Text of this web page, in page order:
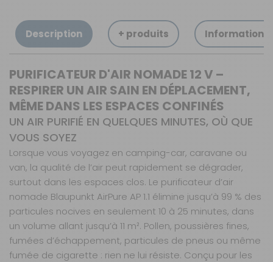
Description + produits Informations
PURIFICATEUR D'AIR NOMADE 12 V –
RESPIRER UN AIR SAIN EN DÉPLACEMENT,
MÊME DANS LES ESPACES CONFINÉS
UN AIR PURIFIÉ EN QUELQUES MINUTES, OÙ QUE
VOUS SOYEZ
Lorsque vous voyagez en camping-car, caravane ou
van, la qualité de l’air peut rapidement se dégrader,
surtout dans les espaces clos. Le purificateur d’air
nomade Blaupunkt AirPure AP 1.1 élimine jusqu’à 99 % des
particules nocives en seulement 10 à 25 minutes, dans
un volume allant jusqu’à 11 m². Pollen, poussières fines,
fumées d’échappement, particules de pneus ou même
fumée de cigarette : rien ne lui résiste. Conçu pour les